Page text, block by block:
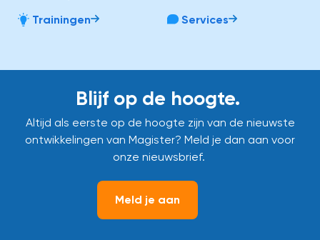
Trainingen
Services
Blijf op de hoogte.
Altijd als eerste op de hoogte zijn van de nieuwste
ontwikkelingen van Magister? Meld je dan aan voor
onze nieuwsbrief.
Meld je aan